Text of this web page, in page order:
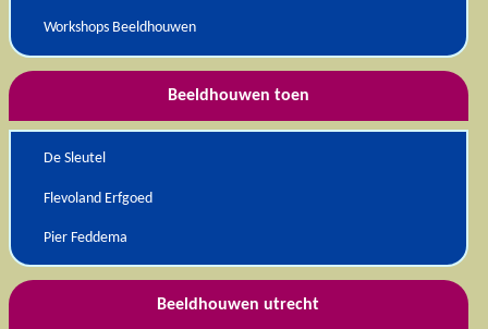
Workshops Beeldhouwen
Beeldhouwen toen
De Sleutel
Flevoland Erfgoed
Pier Feddema
Beeldhouwen utrecht